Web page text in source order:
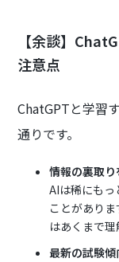
【余談】
注意点
ChatGPTと学習
通りです。
情報の裏取り
AIは稀にも
ことがあり
はあくまで
最新の試験傾